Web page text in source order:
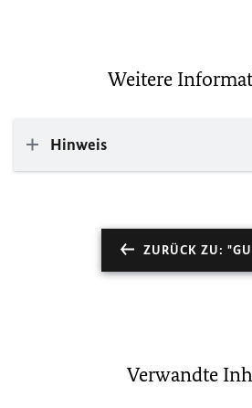
Weitere
Hinweis
ZURÜCK ZU:
Verwandte